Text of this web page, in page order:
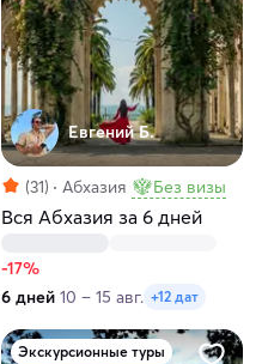
Евгений Б.
(31) Абхазия Без визы
Вся Абхазия за 6 дней
-17%
6 дней 10 – 15 авг. +12 дат
Экскурсионные туры